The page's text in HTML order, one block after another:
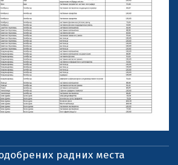
радних места